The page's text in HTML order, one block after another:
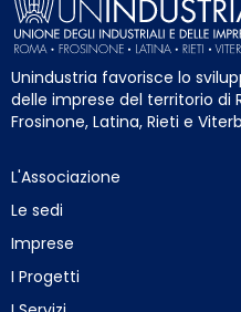
Unindustria favorisce lo
delle imprese del territorio di
Frosinone, Latina, Rieti e
L'Associazione
Le sedi
Imprese
I Progetti